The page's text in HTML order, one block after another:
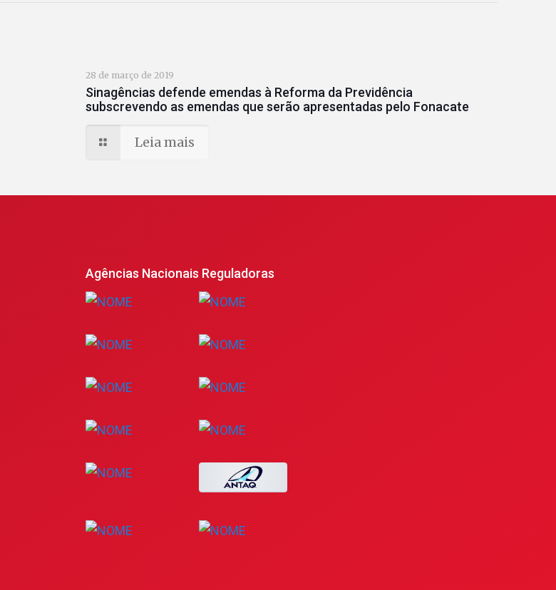
28 de março de 2019
Sinagências defende emendas à Reforma da Previdência
subscrevendo as emendas que serão apresentadas pelo Fonacate
Leia mais
Agências Nacionais Reguladoras